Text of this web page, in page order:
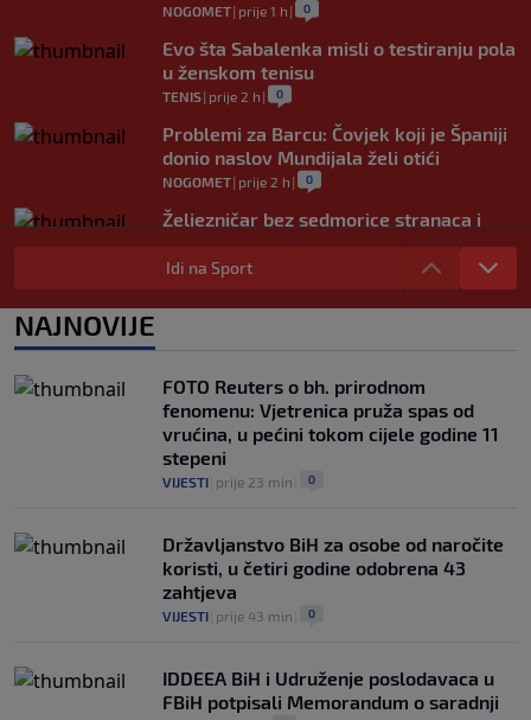
NOGOMET| prije 1 h | 0
Evo šta Sabalenka misli o testiranju pola
u ženskom tenisu
TENIS| prije 2 h | 0
Problemi za Barcu: Čovjek koji je Španiji
donio naslov Mundijala želi otići
NOGOMET| prije 2 h | 0
Željezničar bez sedmorice stranaca i
nekoliko važnih igrača protiv BSK-a:
Klub objasnio zbog čega nisu
0
Evropu, na dresu zadužio "devetku"
0
Idi na Sport
NAJNOVIJE
FOTO Reuters o bh. prirodnom
fenomenu: Vjetrenica pruža spas od
vrućina, u pećini tokom cijele godine 11
stepeni
VIJESTI prije 23 min 0
Državljanstvo BiH za osobe od naročite
koristi, u četiri godine odobrena 43
zahtjeva
VIJESTI prije 43 min 0
IDDEEA BiH i Udruženje poslodavaca u
FBiH potpisali Memorandum o saradnji